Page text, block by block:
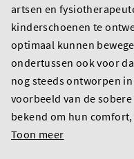
artsen en
kinderschoenen te
optimaal kunnen
ondertussen ook voor
nog steeds ontworpen
voorbeeld van de
bekend om hun
Toon meer